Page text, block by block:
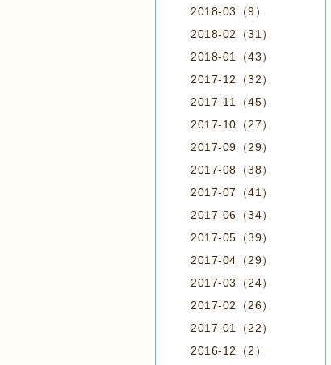
2018-03（9）
2018-02（31）
2018-01（43）
2017-12（32）
2017-11（45）
2017-10（27）
2017-09（29）
2017-08（38）
2017-07（41）
2017-06（34）
2017-05（39）
2017-04（29）
2017-03（24）
2017-02（26）
2017-01（22）
2016-12（2）